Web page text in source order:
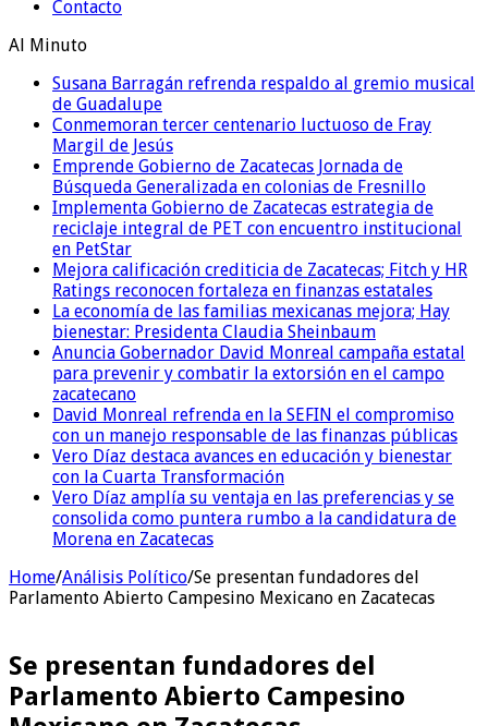
Contacto
Al Minuto
Susana Barragán refrenda respaldo al gremio musical
de Guadalupe
Conmemoran tercer centenario luctuoso de Fray
Margil de Jesús
Emprende Gobierno de Zacatecas Jornada de
Búsqueda Generalizada en colonias de Fresnillo
Implementa Gobierno de Zacatecas estrategia de
reciclaje integral de PET con encuentro institucional
en PetStar
Mejora calificación crediticia de Zacatecas; Fitch y HR
Ratings reconocen fortaleza en finanzas estatales
La economía de las familias mexicanas mejora; Hay
bienestar: Presidenta Claudia Sheinbaum
Anuncia Gobernador David Monreal campaña estatal
para prevenir y combatir la extorsión en el campo
zacatecano
David Monreal refrenda en la SEFIN el compromiso
con un manejo responsable de las finanzas públicas
Vero Díaz destaca avances en educación y bienestar
con la Cuarta Transformación
Vero Díaz amplía su ventaja en las preferencias y se
consolida como puntera rumbo a la candidatura de
Morena en Zacatecas
Home/Análisis Político/Se presentan fundadores del
Parlamento Abierto Campesino Mexicano en Zacatecas
Se presentan fundadores del
Parlamento Abierto Campesino